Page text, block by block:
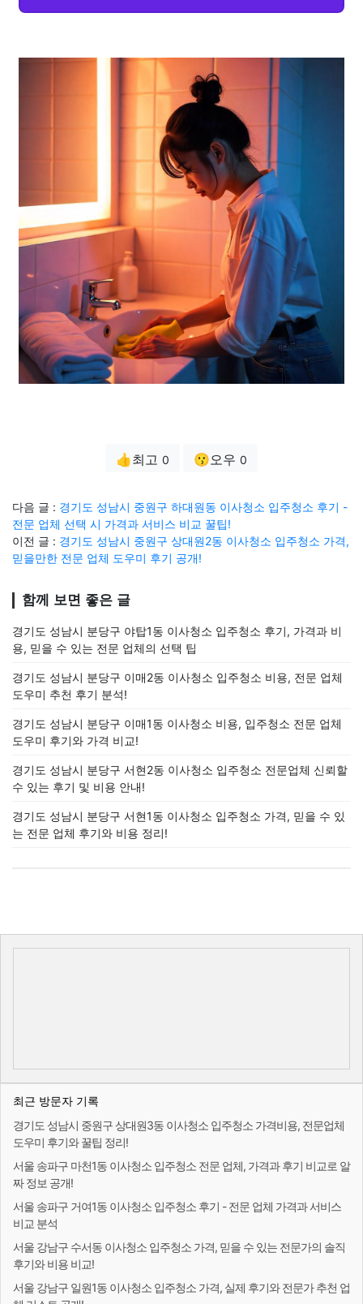
👍최고 0 😗오우 0
다음 글 : 경기도 성남시 중원구 하대원동 이사청소 입주청소 후기 -
전문 업체 선택 시 가격과 서비스 비교 꿀팁!
이전 글 : 경기도 성남시 중원구 상대원2동 이사청소 입주청소 가격,
믿을만한 전문 업체 도우미 후기 공개!
함께 보면 좋은 글
경기도 성남시 분당구 야탑1동 이사청소 입주청소 후기, 가격과 비
용, 믿을 수 있는 전문 업체의 선택 팁
경기도 성남시 분당구 이매2동 이사청소 입주청소 비용, 전문 업체
도우미 추천 후기 분석!
경기도 성남시 분당구 이매1동 이사청소 비용, 입주청소 전문 업체
도우미 후기와 가격 비교!
경기도 성남시 분당구 서현2동 이사청소 입주청소 전문업체 신뢰할
수 있는 후기 및 비용 안내!
경기도 성남시 분당구 서현1동 이사청소 입주청소 가격, 믿을 수 있
는 전문 업체 후기와 비용 정리!
최근 방문자 기록
경기도 성남시 중원구 상대원3동 이사청소 입주청소 가격비용, 전문업체
도우미 후기와 꿀팁 정리!
서울 송파구 마천1동 이사청소 입주청소 전문 업체, 가격과 후기 비교로 알
짜 정보 공개!
서울 송파구 거여1동 이사청소 입주청소 후기 - 전문 업체 가격과 서비스
비교 분석
서울 강남구 수서동 이사청소 입주청소 가격, 믿을 수 있는 전문가의 솔직
후기와 비용 비교!
서울 강남구 일원1동 이사청소 입주청소 가격, 실제 후기와 전문가 추천 업